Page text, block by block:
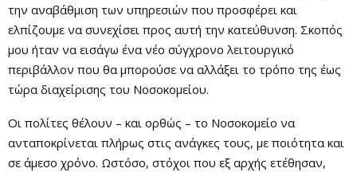
την αναβάθμιση των υπηρεσιών που προσφέρει και
ελπίζουμε να συνεχίσει προς αυτή την κατεύθυνση. Σκοπός
μου ήταν να εισάγω ένα νέο σύγχρονο λειτουργικό
περιβάλλον που θα μπορούσε να αλλάξει το τρόπο της έως
τώρα διαχείρισης του Νοσοκομείου.
Οι πολίτες θέλουν – και ορθώς – το Νοσοκομείο να
ανταποκρίνεται πλήρως στις ανάγκες τους, με ποιότητα και
σε άμεσο χρόνο. Ωστόσο, στόχοι που εξ αρχής ετέθησαν,